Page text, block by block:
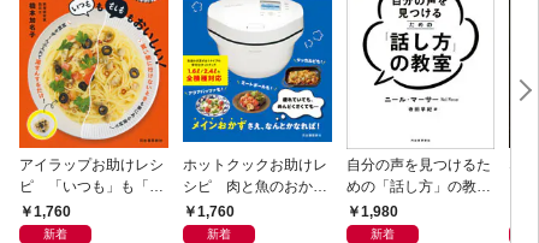
アイラップお助けレシ
ピ 「いつも」も「も
しも」もおいしい！
1,760
新着
ホットクックお助けレ
シピ 肉と魚のおか
ず 少ない材料＆調味
料で、あとはスイッチ
1,760
新着
自分の声を見つけるた
めの「話し方」の教
室 Ｏｒａｃｙ（オラ
シー）
1,980
新着
な